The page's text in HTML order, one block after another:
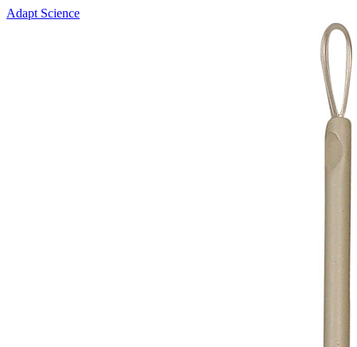
Adapt Science